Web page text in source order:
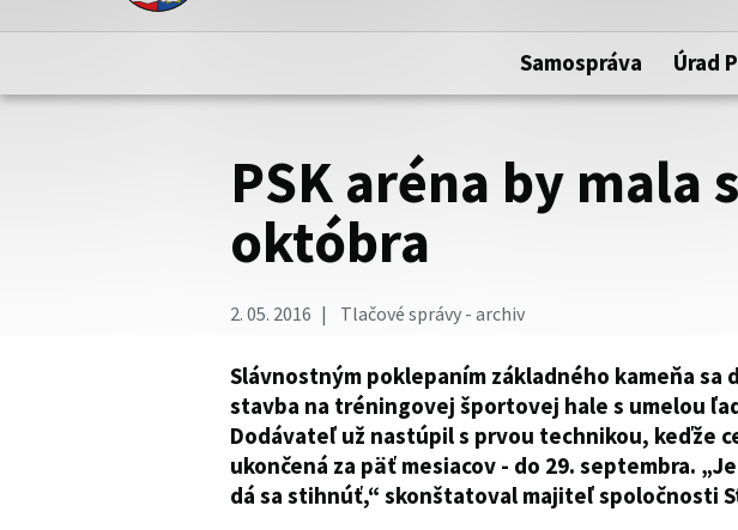
Toto je oficiálna webová stránka Prešovského samosprávneho
Samospráva Úrad
PSK aréna by mala
októbra
2. 05. 2016 Tlačové správy - archiv
Slávnostným poklepaním základného kameňa sa
stavba na tréningovej športovej hale s umelou
Dodávateľ už nastúpil s prvou technikou, keďže
ukončená za päť mesiacov - do 29. septembra.
dá sa stihnúť,“ skonštatoval majiteľ spoločnosti